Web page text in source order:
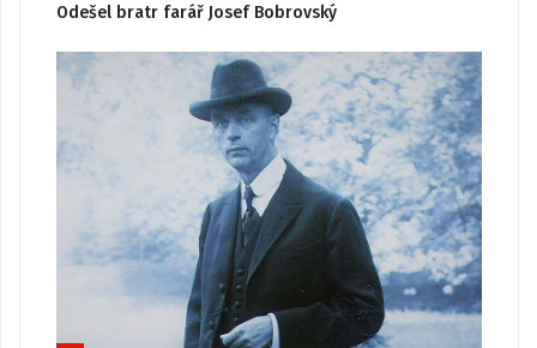
Odešel bratr farář Josef Bobrovský